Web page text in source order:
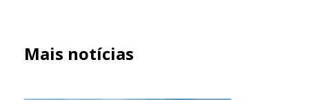
Mais notícias